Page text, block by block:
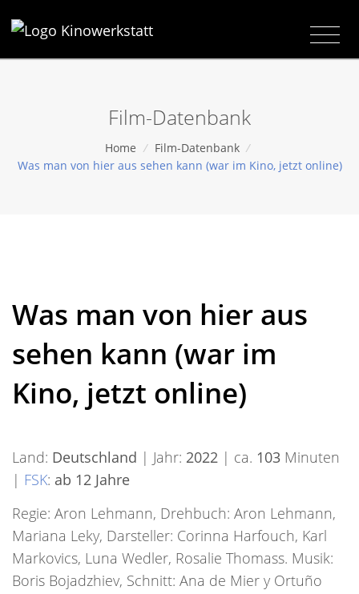
Film-Datenbank
Home / Film-Datenbank /
Was man von hier aus sehen kann (war im Kino, jetzt online)
Was man von hier aus
sehen kann (war im
Kino, jetzt online)
Land: Deutschland | Jahr: 2022 | ca. 103 Minuten
| FSK: ab 12 Jahre
Regie: Aron Lehmann, Drehbuch: Aron Lehmann,
Mariana Leky, Darsteller: Corinna Harfouch, Karl
Markovics, Luna Wedler, Rosalie Thomass. Musik:
Boris Bojadzhiev, Schnitt: Ana de Mier y Ortuño